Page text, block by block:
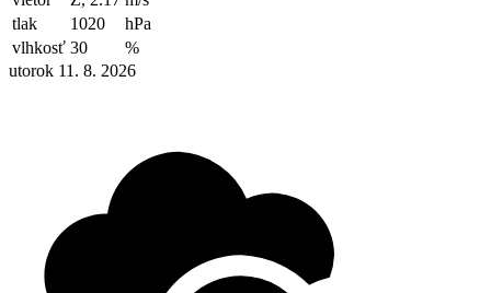
tlak
1020
hPa
vlhkosť 30
%
utorok 11. 8. 2026